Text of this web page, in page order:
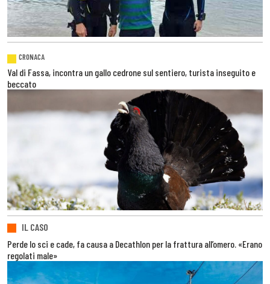
CRONACA
Val di Fassa, incontra un gallo cedrone sul sentiero, turista inseguito e
beccato
IL CASO
Perde lo sci e cade, fa causa a Decathlon per la frattura all’omero. «Erano
regolati male»